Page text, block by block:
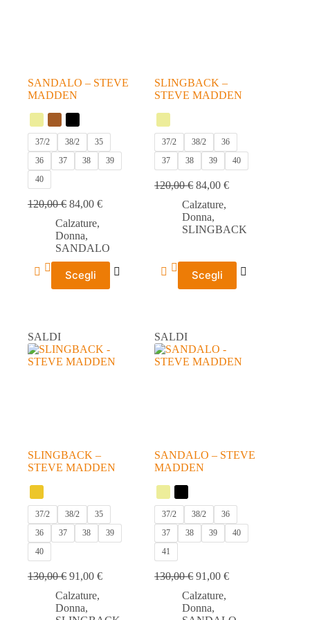
SANDALO – STEVE
MADDEN
37/2 38/2
35
36
37 38
39
40
120,00€ 84,00 €
Calzature,
Donna,
SANDALO
Scegli
Questo
prodotto
opzioni
possono
essere
SLINGBACK –
STEVE MADDEN
37/2 38/2
36
37
38 39 40
120,00€ 84,00€
Calzature,
Donna,
SLINGBACK
Scegli
Questo
prodotto
opzioni
possono
essere
SALDI
SLINGBACK –
STEVE MADDEN
37/2 38/2
35
36
37 38
39
40
130,00€ 91,00 €
Calzature,
Donna,
SALDI
SANDALO – STEVE
MADDEN
37/2 38/2
36
37
38 39
40
41
130,00€ 91,00€
Calzature,
Donna,